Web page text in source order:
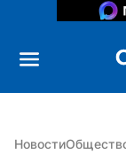
Новости